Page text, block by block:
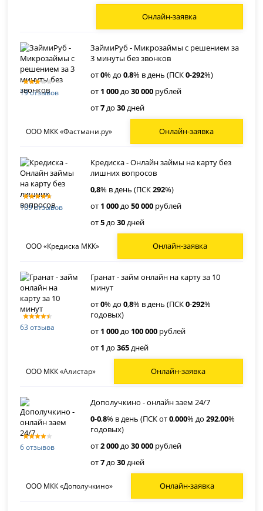
Онлайн-заявка
19 отзывов
ЗаймиРуб - Микрозаймы с решением за
3 минуты без звонков
от0% до0,8% в день (ПСК0-292%)
от 1 000до30 000 рублей
от7до30дней
ООО МКК «Фастмани.ру» Онлайн-заявка
109 отзывов
Кредиска - Онлайн займы на карту без
лишних вопросов
0,8% в день (ПСК292%)
от 1 000до50 000 рублей
от5до30дней
ООО «Кредиска МКК» Онлайн-заявка
63 отзыва
Гранат - займ онлайн на карту за 10
минут
от0% до0,8% в день (ПСК0-292%
годовых)
от 1 000до 100 000 рублей
от 1 до365дней
ООО МКК «Алистар» Онлайн-заявка
6 отзывов
Дополучкино - онлайн заем 24/7
0-0,8% в день (ПСК от0,000% до292,00%
годовых)
от2 000до30 000 рублей
от7до30дней
ООО МКК «Дополучкино» Онлайн-заявка